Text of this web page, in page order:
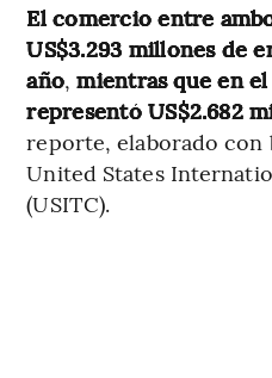
El comercio entre
US$3.293 millones de
año,mientras que en
representó US$2.682
reporte, elaborado con
United States
(USITC).